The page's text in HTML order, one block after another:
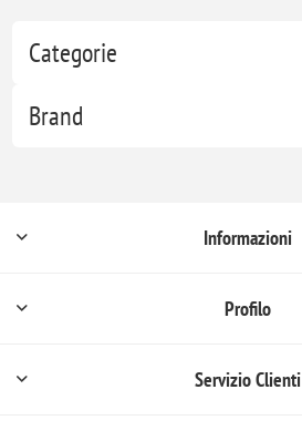
Categorie
Brand
Informazioni
Profilo
Servizio Clienti